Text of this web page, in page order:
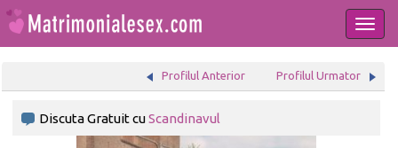
Profilul Urmator
Profilul Anterior
Discuta Gratuit cuScandinavul